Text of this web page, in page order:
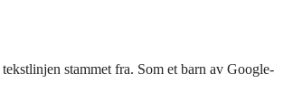
stammet fra. Som et barn av Google-